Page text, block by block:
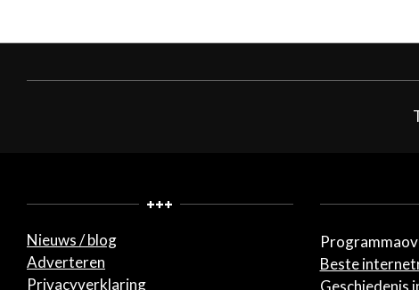
+++
Nieuws / blog
Adverteren
Privacyverklaring
Beste
Geschiedenis